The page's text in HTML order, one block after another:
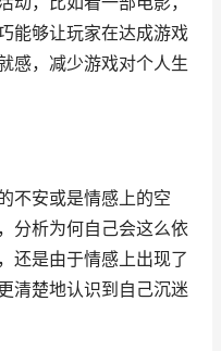
能够让玩家在达成游戏
感，减少游戏对个人生
不安或是情感上的空
分析为何自己会这么依
还是由于情感上出现了
清楚地认识到自己沉迷